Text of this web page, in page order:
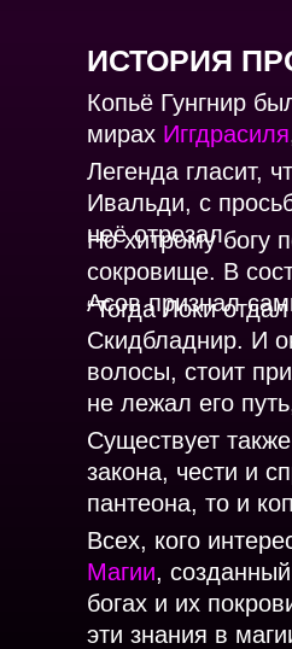
Копьё Гунгнир
мирах Иггдрасиля
ИСТОРИЯ
Но хитрому богу
сокровище. В
Асов признал
Легенда гласит,
Ивальди, с
неё отрезал.
Существует
закона, чести и
пантеона, то и
“Тогда Локи
Скидбладнир. И
волосы, стоит
не лежал его
Всех, кого
Магии,
богах и их
эти знания в